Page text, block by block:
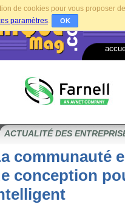
de cookies pour vous proposer
paramètres. OK
ACTUALITÉ DES
communauté
conception